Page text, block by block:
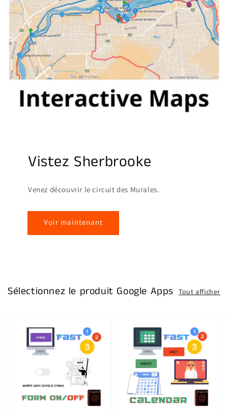
Vistez Sherbrooke
Venez découvrir le circuit des Murales.
Voir maintenant
Sélectionnez le produit Google Apps Tout afficher